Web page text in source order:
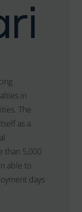
in
The
as a
than 5,000
able to
days